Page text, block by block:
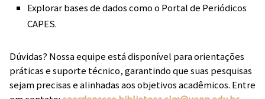
Explorar bases de dados como o Portal de Periódicos
CAPES.
Dúvidas? Nossa equipe está disponível para orientações
práticas e suporte técnico, garantindo que suas pesquisas
sejam precisas e alinhadas aos objetivos acadêmicos. Entre